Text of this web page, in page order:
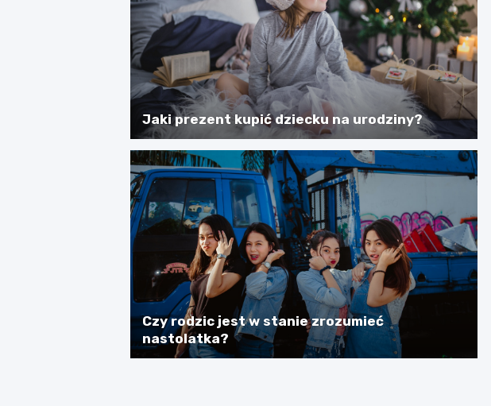
Jaki prezent kupić dziecku na urodziny?
Czy rodzic jest w stanie zrozumieć
nastolatka?